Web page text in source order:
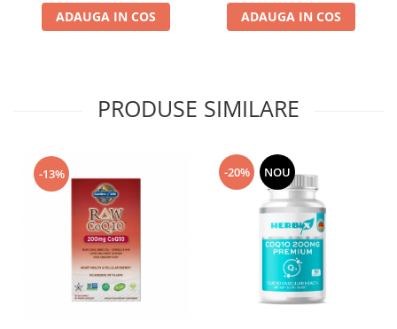
ADAUGA IN COS ADAUGA IN COS
PRODUSE SIMILARE
-13% -20% NOU